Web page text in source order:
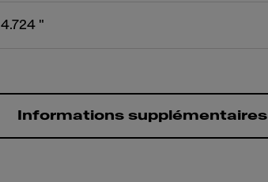
4.724 "
Informations supplémentaires